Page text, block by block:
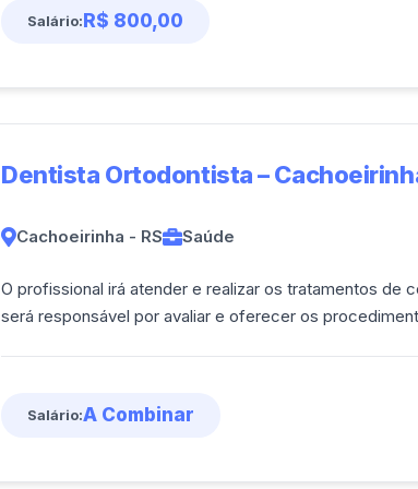
Salário:R$ 800,00
Dentista Ortodontista –
Cachoeirinha - RS Saúde
O profissional irá atender e realizar os tratamentos de
será responsável por avaliar e oferecer os
Salário:A Combinar